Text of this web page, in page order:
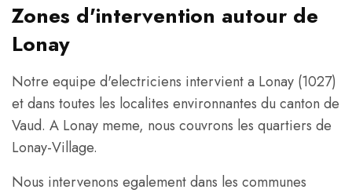
Zones d'intervention autour de
Lonay
Notre equipe d'electriciens intervient a Lonay (1027)
et dans toutes les localites environnantes du canton de
Vaud. A Lonay meme, nous couvrons les quartiers de
Lonay-Village.
Nous intervenons egalement dans les communes